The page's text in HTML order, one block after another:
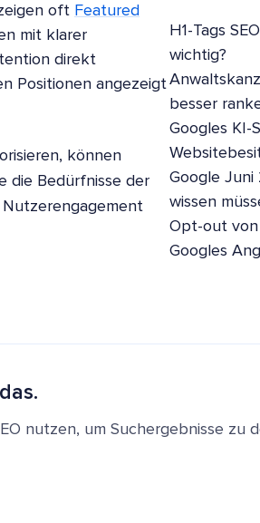
oft Featured
mit klarer
direkt
Positionen angezeigt
können
die Bedürfnisse der
Nutzerengagement
H1-Tags
wichtig?
besser
Googles KI-
Google Juni
wissen
Opt-out von
Googles
nutzen, um Suchergebnisse zu